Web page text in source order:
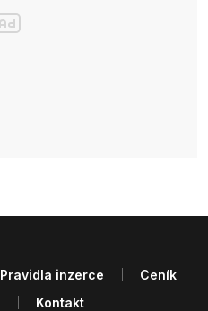
Pravidla inzerce
Ceník
Kontakt